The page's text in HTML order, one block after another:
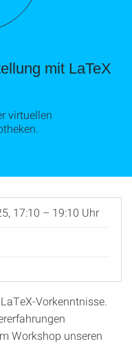
mit LaTeX
virtuellen
17:10 – 19:10 Uhr
Vorkenntnisse.
Workshop unseren